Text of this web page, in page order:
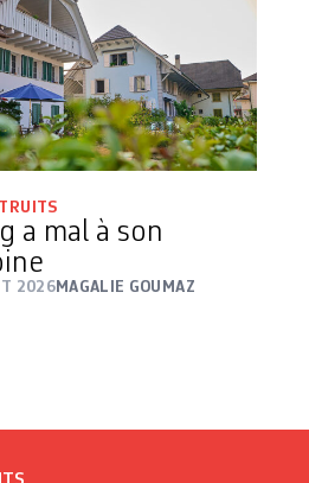
a mal à son
2026MAGALIE GOUMAZ